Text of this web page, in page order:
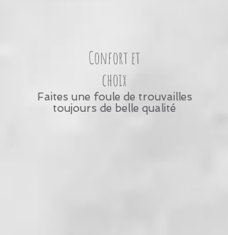
Confort et
choix
Faites une foule de trouvailles
toujours de belle qualité